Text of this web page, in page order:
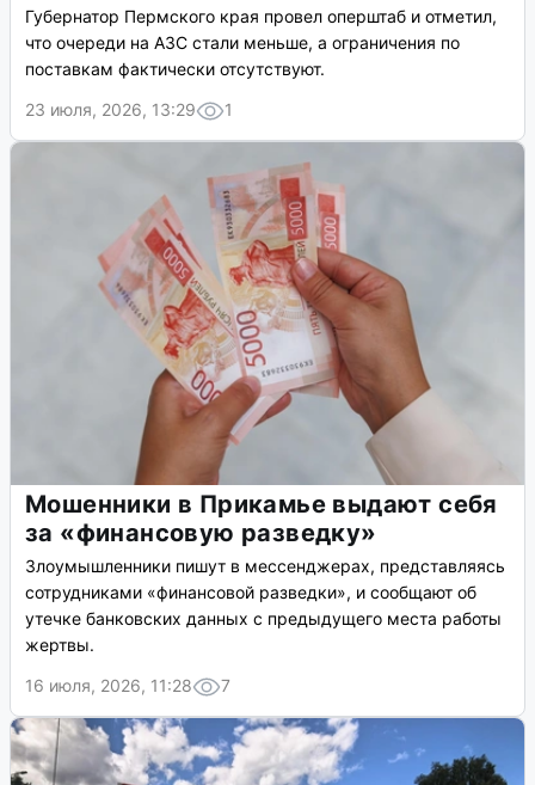
Губернатор Пермского края провел оперштаб и отметил,
что очереди на АЗС стали меньше, а ограничения по
поставкам фактически отсутствуют.
23 июля, 2026, 13:29
1
Мошенники в Прикамье выдают себя
за «финансовую разведку»
Злоумышленники пишут в мессенджерах, представляясь
сотрудниками «финансовой разведки», и сообщают об
утечке банковских данных с предыдущего места работы
жертвы.
16 июля, 2026, 11:28
7